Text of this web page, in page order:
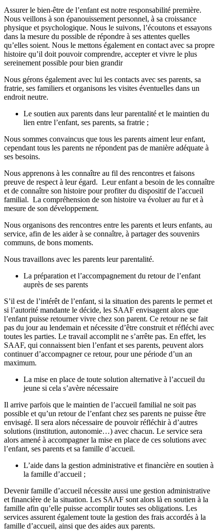
Assurer le bien-être de l’enfant est notre responsabilité première.
Nous veillons à son épanouissement personnel, à sa croissance
physique et psychologique. Nous le suivons, l’écoutons et essayons
dans la mesure du possible de répondre à ses attentes quelles
qu’elles soient. Nous le mettons également en contact avec sa propre
histoire qu’il doit pouvoir comprendre, accepter et vivre le plus
sereinement possible pour bien grandir
Nous gérons également avec lui les contacts avec ses parents, sa
fratrie, ses familiers et organisons les visites éventuelles dans un
endroit neutre.
Le soutien aux parents dans leur parentalité et le maintien du
lien entre l’enfant, ses parents, sa fratrie ;
Nous sommes convaincus que tous les parents aiment leur enfant,
cependant tous les parents ne répondent pas de manière adéquate à
ses besoins.
Nous apprenons à les connaître au fil des rencontres et faisons
preuve de respect à leur égard. Leur enfant a besoin de les connaître
et de connaître son histoire pour profiter du dispositif de l’accueil
familial. La compréhension de son histoire va évoluer au fur et à
mesure de son développement.
Nous organisons des rencontres entre les parents et leurs enfants, au
service, afin de les aider à se connaître, à partager des souvenirs
communs, de bons moments.
Nous travaillons avec les parents leur parentalité.
La préparation et l’accompagnement du retour de l’enfant
auprès de ses parents
S’il est de l’intérêt de l’enfant, si la situation des parents le permet et
si l’autorité mandante le décide, les SAAF envisagent alors que
l’enfant puisse retourner vivre chez son parent. Ce retour ne se fait
pas du jour au lendemain et nécessite d’être construit et réfléchi avec
toutes les parties. Le travail accomplit ne s’arrête pas. En effet, les
SAAF, qui connaissent bien l’enfant et ses parents, peuvent alors
continuer d’accompagner ce retour, pour une période d’un an
maximum.
La mise en place de toute solution alternative à l’accueil du
jeune si cela s’avère nécessaire
Il arrive parfois que le maintien de l’accueil familial ne soit pas
possible et qu’un retour de l’enfant chez ses parents ne puisse être
envisagé. Il sera alors nécessaire de pouvoir réfléchir à d’autres
solutions (institution, autonomie…) avec chacun. Le service sera
alors amené à accompagner la mise en place de ces solutions avec
l’enfant, ses parents et sa famille d’accueil.
L’aide dans la gestion administrative et financière en soutien à
la famille d’accueil ;
Devenir famille d’accueil nécessite aussi une gestion administrative
et financière de la situation. Les SAAF sont alors là en soutien à la
famille afin qu’elle puisse accomplir toutes ses obligations. Les
services assurent également toute la gestion des frais accordés à la
famille d’accueil, ainsi que des aides aux parents.